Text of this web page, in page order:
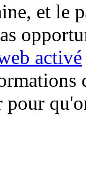
et le
activé
pour